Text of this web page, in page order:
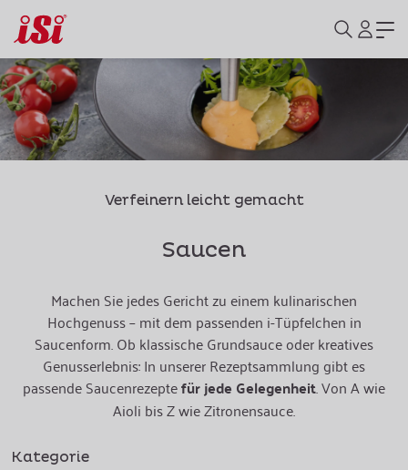
Verfeinern leicht gemacht
Saucen
Machen Sie jedes Gericht zu einem kulinarischen
Hochgenuss – mit dem passenden i-Tüpfelchen in
Saucenform. Ob klassische Grundsauce oder kreatives
Genusserlebnis: In unserer Rezeptsammlung gibt es
passende Saucenrezeptefür jede Gelegenheit. Von A wie
Aioli bis Z wie Zitronensauce.
Kategorie